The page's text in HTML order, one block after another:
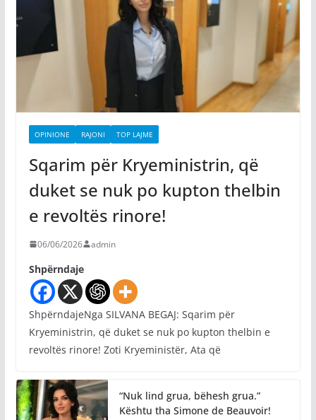
OPINIONE RAJONI TOP LAJME
Sqarim për Kryeministrin, që
duket se nuk po kupton thelbin
e revoltës rinore!
06/06/2026 admin
Shpërndaje
ShpërndajeNga SILVANA BEGAJ: Sqarim për
Kryeministrin, që duket se nuk po kupton thelbin e
revoltës rinore! Zoti Kryeministër, Ata që
“Nuk lind grua, bëhesh grua.”
Kështu tha Simone de Beauvoir!